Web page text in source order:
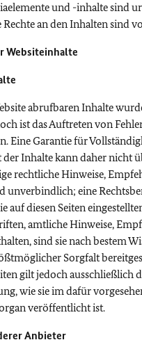
und -inhalte sind
Rechte an den Inhalten sind
Websiteinhalte
abrufbaren Inhalte
ist das Auftreten von
Eine Garantie für
Inhalte kann daher nicht
rechtliche Hinweise,
unverbindlich; eine
auf diesen Seiten
amtliche Hinweise,
sind sie nach bestem
Sorgfalt
gilt jedoch ausschließlich
wie sie im dafür
veröffentlicht ist.
Anbieter